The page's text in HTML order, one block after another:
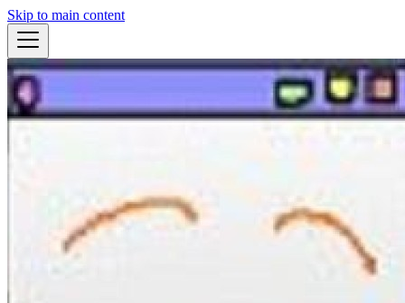
Skip to main content